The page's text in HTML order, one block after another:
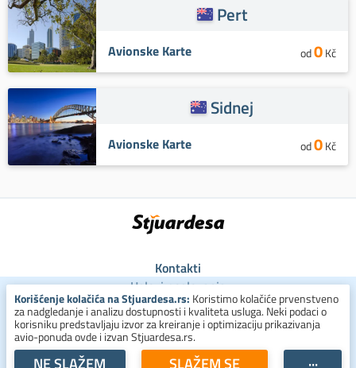
Pert
Avionske Karte od0Kč
Sidnej
Avionske Karte od0Kč
Kontakti
Uslovi poslovanja
Uslovi za kolačiće
Zaštita ličnih podataka
+381 800 300 137
Korišćenje kolačića na Stjuardesa.rs: Koristimo kolačiće prvenstveno
za nadgledanje i analizu dostupnosti i kvaliteta usluga. Neki podaci o
korisniku predstavljaju izvor za kreiranje i optimizaciju prikazivanja
avio-ponuda ovde i izvan Stjuardesa.rs.
NE SLAŽEM SLAŽEM SE ···